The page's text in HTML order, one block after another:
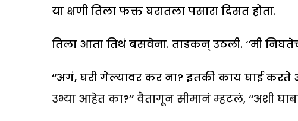
या क्षणी तिला फक्त घरातला पसारा दिसत होता.
तिला आता तिथं बसवेना. ताडकन् उठली. ‘‘मी
‘‘अगं, घरी गेल्यावर कर ना? इतकी काय घाई
उभ्या आहेत का?’’ वैतागून सीमानं म्हटलं, ‘‘अशी